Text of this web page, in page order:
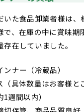
いた食品卸業者様は、
で、在庫の中に賞味期
在していました。
ナー（冷蔵品）
具体数量はお客様と
週間以内）